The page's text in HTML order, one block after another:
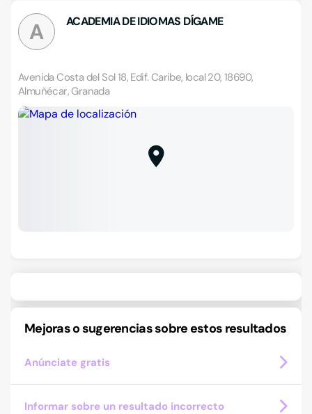
A ACADEMIA DE IDIOMAS DÍGAME
Avenida Costa del Sol 18, Edif. Caribe, local 20, 18690,
Almuñécar, Granada
Mejoras o sugerencias sobre estos resultados
Anúnciate gratis
Informar sobre un resultado incorrecto